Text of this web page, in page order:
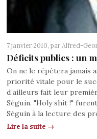
7 janvier 2010, par Alfred-
Déficits publics : un
On ne le répètera jamais
priorité vitale pour le
d’ailleurs fait leur
Séguin. "Holy shit !"
Séguin à la lecture des
Lire la suite →